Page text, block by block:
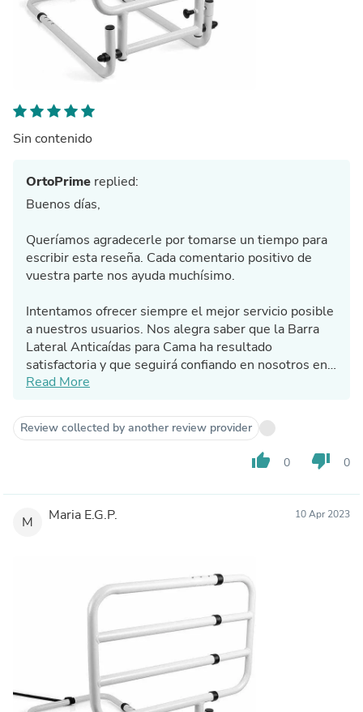
Sin contenido
OrtoPrime replied:
Buenos días,
Queríamos agradecerle por tomarse un tiempo para
escribir esta reseña. Cada comentario positivo de
vuestra parte nos ayuda muchísimo.
Intentamos ofrecer siempre el mejor servicio posible
a nuestros usuarios. Nos alegra saber que la Barra
Lateral Anticaídas para Cama ha resultado
satisfactoria y que seguirá confiando en nosotros en
el futuro.
Desde Ortoprime estaremos encantados de poder
asesorarle y ayudarle en lo que necesite.
Read More
Review collected by another review provider
thumb_up 0 thumb_down 0
M Maria E.G.P. 10 Apr 2023